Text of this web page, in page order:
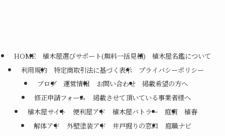
HOME 植木屋選びサポート(無料一括見積)
植木屋名鑑について
利用規約
特定商取引法に基づく表示
プライバシーポリシー
ブログ
運営情報 お問い合わせ
掲載希望の方へ
修正申請フォーム
掲載させて頂いている事業者様へ
植木屋サイト
便利屋アド 植木屋バトラー 庭寅
植春
解体アド
外壁塗装アド 井戸掘りの窓口 庭職ナビ